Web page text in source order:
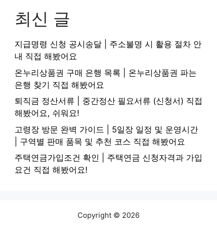
최신 글
지급명령 신청 공시송달 | 주소불명 시 활용 절차 안
내 직접 해봤어요
온누리상품권 구매 은행 목록 | 온누리상품권 파는
은행 찾기 직접 해봤어요
퇴직금 정산서류 | 중간정산 필요서류 (신청서) 직접
해봤어요, 쉬워요!
고령장 방문 완벽 가이드 | 5일장 일정 및 운영시간
| 구역별 판매 품목 및 추천 코스 직접 해봤어요
주택연금가입조건 확인 | 주택연금 신청자격과 가입
요건 직접 해봤어요!
Copyright © 2026